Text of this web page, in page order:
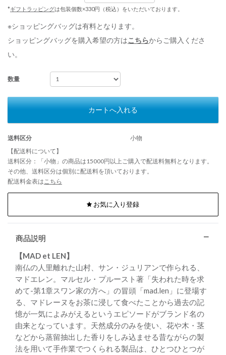
*ギフトラッピングは包装個数×330円（税込）をいただいております。
※ショッピングバッグは有料となります。
ショッピングバッグを購入希望の方はこちらからご購入くださ
い。
数量
カートへ入れる
送料区分
小物
【配送料について】
送料区分：「小物」の商品は15000円以上ご購入で配送料無料となります。
その他、送料区分は個別に配送料を頂いております。
配送料金表は こちら
お気に入り登録
商品説明
【MAD et LEN】
南仏の人里離れた山村、サン・ジュリアンで作られる、
マドエレン。マルセル・プルースト著「失われた時を求
めて-第1章スワン家の方へ」の冒頭「mad.len」に登場す
る、マドレーヌをお茶に浸して食べたことから過去の記
憶が一気によみがえるというエピソードがブランド名の
由来となっています。天然成分のみを使い、花や木・茎
などから蒸留抽出した香りをしみ込ませる昔ながらの製
法を用いて手作業でつくられる製品は、ひとつひとつが